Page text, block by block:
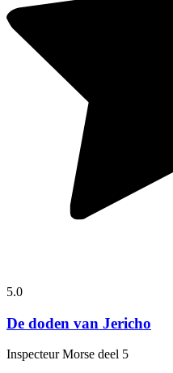
5.0
De doden van Jericho
Inspecteur Morse deel 5